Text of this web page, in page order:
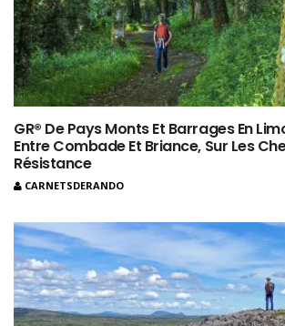
GR® De Pays Monts Et Barrages En
Entre Combade Et Briance, Sur Les
Résistance
CARNETSDERANDO